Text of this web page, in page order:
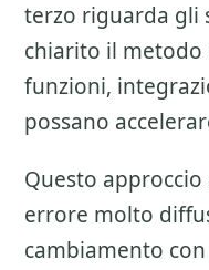
terzo riguarda gli
chiarito il metodo
funzioni,
possano
Questo
errore molto
cambiamento